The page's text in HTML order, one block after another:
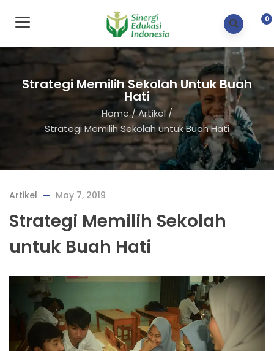
0
Strategi Memilih Sekolah Untuk Buah
Hati
Home/Artikel/
Strategi Memilih Sekolah untuk Buah Hati
Artikel May 7, 2019
Strategi Memilih Sekolah
untuk Buah Hati